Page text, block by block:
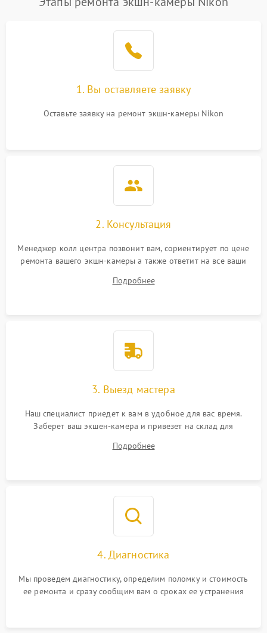
1. Вы оставляете заявку
Оставьте заявку на ремонт экшн-камеры Nikon
2. Консультация
Менеджер колл центра позвонит вам, сориентирует по цене
ремонта вашего экшн-камеры а также ответит на все ваши
Подробнее
3. Выезд мастера
Наш специалист приедет к вам в удобное для вас время.
Заберет ваш экшен-камера и привезет на склад для
Подробнее
4. Диагностика
Мы проведем диагностику, определим поломку и стоимость
ее ремонта и сразу сообщим вам о сроках ее устранения